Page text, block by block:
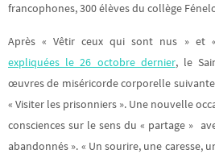
francophones, 300 élèves du collège
Après « Vêtir ceux qui sont nus » et
expliquées le 26 octobre dernier, le
œuvres de miséricorde corporelle
« Visiter les prisonniers ». Une nouvelle
consciences sur le sens du « partage »
abandonnés ». « Un sourire, une caresse,